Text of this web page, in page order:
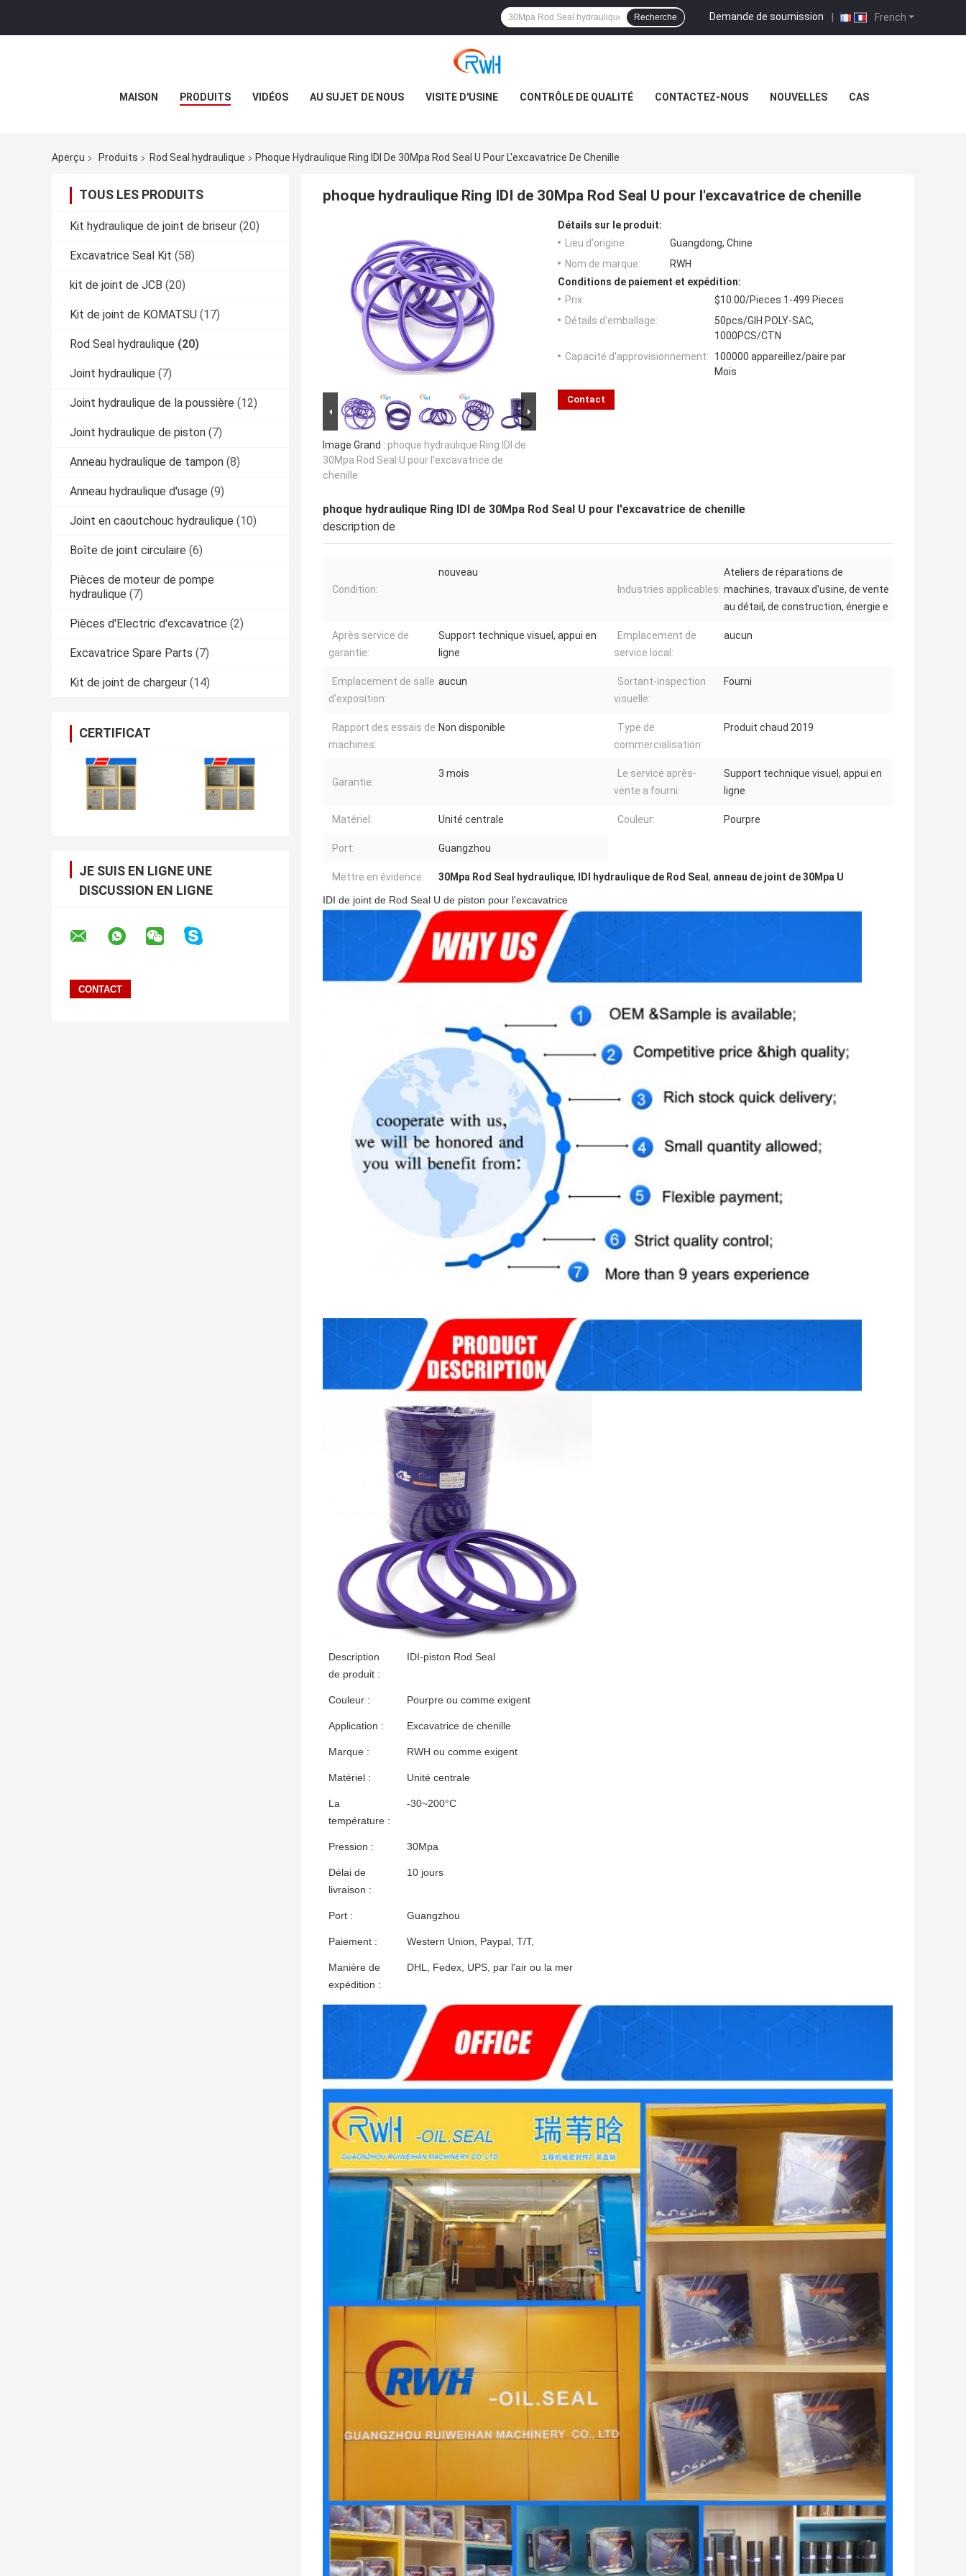
French
Demande de soumission |
Recherche
MAISON PRODUITS VIDÉOS AU SUJET DE NOUS VISITE D'USINE CONTRÔLE DE QUALITÉ CONTACTEZ-NOUS NOUVELLES CAS
Aperçu Produits Rod Seal hydraulique Phoque Hydraulique Ring IDI De 30Mpa Rod Seal U Pour L'excavatrice De Chenille
TOUS LES PRODUITS
Kit hydraulique de joint de briseur (20)
Excavatrice Seal Kit (58)
kit de joint de JCB (20)
Kit de joint de KOMATSU (17)
Rod Seal hydraulique (20)
Joint hydraulique (7)
Joint hydraulique de la poussière (12)
Joint hydraulique de piston (7)
Anneau hydraulique de tampon (8)
Anneau hydraulique d'usage (9)
Joint en caoutchouc hydraulique (10)
Boîte de joint circulaire (6)
Pièces de moteur de pompe
hydraulique (7)
Pièces d'Electric d'excavatrice (2)
Excavatrice Spare Parts (7)
Kit de joint de chargeur (14)
CERTIFICAT
JE SUIS EN LIGNE UNE
DISCUSSION EN LIGNE
phoque hydraulique Ring IDI de 30Mpa Rod Seal U pour l'excavatrice de chenille
Image Grand : phoque hydraulique Ring IDI de
30Mpa Rod Seal U pour l'excavatrice de
chenille
Détails sur le produit:
Lieu d'origine:
Guangdong, Chine
Nom de marque:
RWH
Conditions de paiement et expédition:
Prix:
$10.00/Pieces 1-499 Pieces
Détails d'emballage:
50pcs/GIH POLY-SAC,
1000PCS/CTN
Capacité d'approvisionnement:
100000 appareillez/paire par
Mois
Contact
phoque hydraulique Ring IDI de 30Mpa Rod Seal U pour l'excavatrice de chenille
description de
Condition:
nouveau
Industries applicables:
Ateliers de réparations de
machines, travaux d'usine, de vente
au détail, de construction, énergie e
Après service de
garantie:
Support technique visuel, appui en
ligne
Emplacement de
service local:
aucun
Emplacement de salle
d'exposition:
aucun
Sortant-inspection
visuelle:
Fourni
Rapport des essais de
machines:
Non disponible
Type de
commercialisation:
Produit chaud 2019
Garantie:
3 mois
Le service après-
vente a fourni:
Support technique visuel, appui en
ligne
Matériel: Unité centrale Couleur: Pourpre
Port: Guangzhou
Mettre en évidence: 30Mpa Rod Seal hydraulique, IDI hydraulique de Rod Seal , anneau de joint de 30Mpa U
IDI de joint de Rod Seal U de piston pour l'excavatrice
Description
de produit :
IDI-piston Rod Seal
Couleur : Pourpre ou comme exigent
Application : Excavatrice de chenille
Marque : RWH ou comme exigent
Matériel : Unité centrale
La
température :
-30~200°C
Pression : 30Mpa
Délai de
livraison :
10 jours
Port : Guangzhou
Paiement : Western Union, Paypal, T/T,
Manière de
expédition :
DHL, Fedex, UPS, par l'air ou la mer